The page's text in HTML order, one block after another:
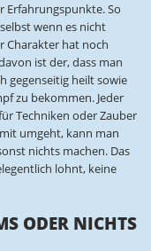
Erfahrungspunkte. So
wenn es nicht
Charakter hat noch
ist der, dass man
gegenseitig heilt sowie
zu bekommen. Jeder
Techniken oder Zauber
umgeht, kann man
nichts machen. Das
lohnt, keine
ODER NICHTS